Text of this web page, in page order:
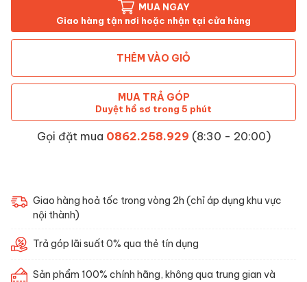
MUA NGAY
Giao hàng tận nơi hoặc nhận tại cửa hàng
THÊM VÀO GIỎ
MUA TRẢ GÓP
Duyệt hồ sơ trong 5 phút
Gọi đặt mua 0862.258.929 (8:30 - 20:00)
Giao hàng hoả tốc trong vòng 2h (chỉ áp dụng khu vực
nội thành)
Trả góp lãi suất 0% qua thẻ tín dụng
Sản phẩm 100% chính hãng, không qua trung gian và